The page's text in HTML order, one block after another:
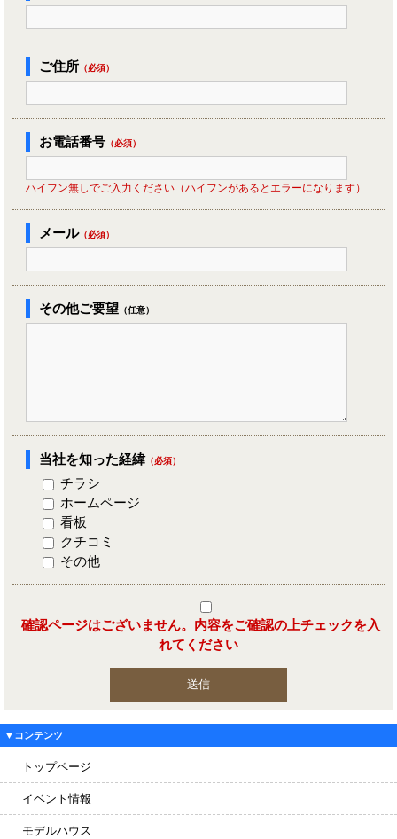
ご住所 （必須）
お電話番号 （必須）
ハイフン無しでご入力ください（ハイフンがあるとエラーになります）
メール（必須）
その他ご要望 （任意）
当社を知った経緯 （必須）
チラシ
ホームページ
看板
クチコミ
その他
確認ページはございません。内容をご確認の上チェックを入
れてください
▼コンテンツ
トップページ
イベント情報
モデルハウス